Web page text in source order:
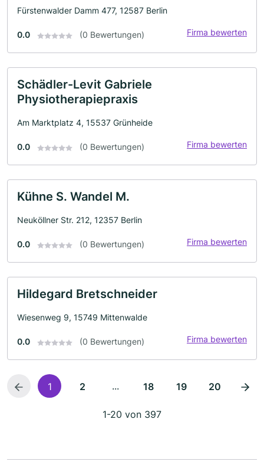
Fürstenwalder Damm 477, 12587 Berlin
0.0 (0 Bewertungen) Firma bewerten
Schädler-Levit Gabriele
Physiotherapiepraxis
Am Marktplatz 4, 15537 Grünheide
0.0 (0 Bewertungen) Firma bewerten
Kühne S. Wandel M.
Neuköllner Str. 212, 12357 Berlin
0.0 (0 Bewertungen) Firma bewerten
Hildegard Bretschneider
Wiesenweg 9, 15749 Mittenwalde
0.0 (0 Bewertungen) Firma bewerten
1 2 ... 18 19 20
1-20 von 397